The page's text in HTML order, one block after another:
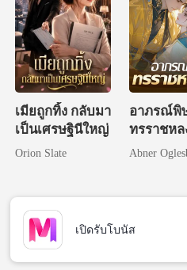
เมียถูกทิ้ง กลับมา
เป็นเศรษฐินีใหญ่
Orion Slate
อาภรณ์พิ
ทรราชหล
Abner
เปิดรับโบนัส